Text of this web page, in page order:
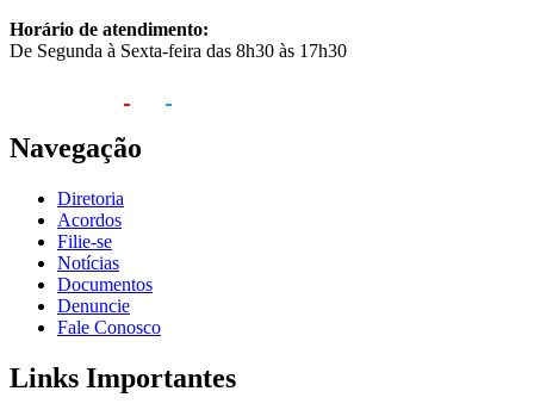
Horário de atendimento:
De Segunda à Sexta-feira das 8h30 às 17h30
Navegação
Diretoria
Acordos
Filie-se
Notícias
Documentos
Denuncie
Fale Conosco
Links Importantes